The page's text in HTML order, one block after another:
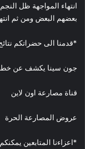
انتهاء المواجهة ظل
بعضهم البعض ومن ثم
*قدمنا الى حضراتكم
جون سينا يكشف عن
قناة مصارعة اون لاين
عروض المصارعة الحرة
*اعزاءنا المتابعين